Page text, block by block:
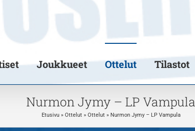
Joukkueet Ottelut Tilastot
Nurmon Jymy – LP Vampula
Etusivu» Ottelut» Ottelut» Nurmon Jymy – LP Vampula